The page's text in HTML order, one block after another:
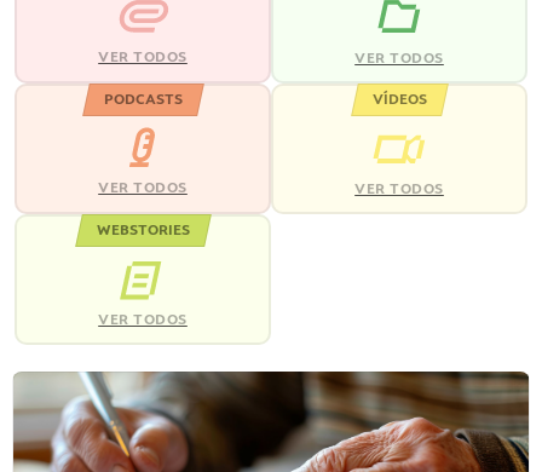
VER TODOS VER TODOS
PODCASTS
VER TODOS
VÍDEOS
VER TODOS
WEBSTORIES
VER TODOS